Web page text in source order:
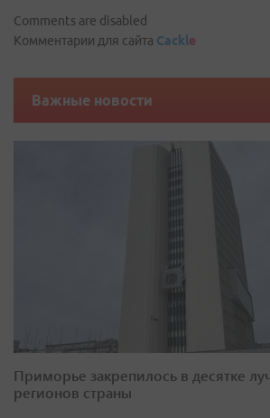
Comments are disabled
Комментарии для сайта Cackle
Важные новости
Приморье закрепилось в десятке
регионов страны